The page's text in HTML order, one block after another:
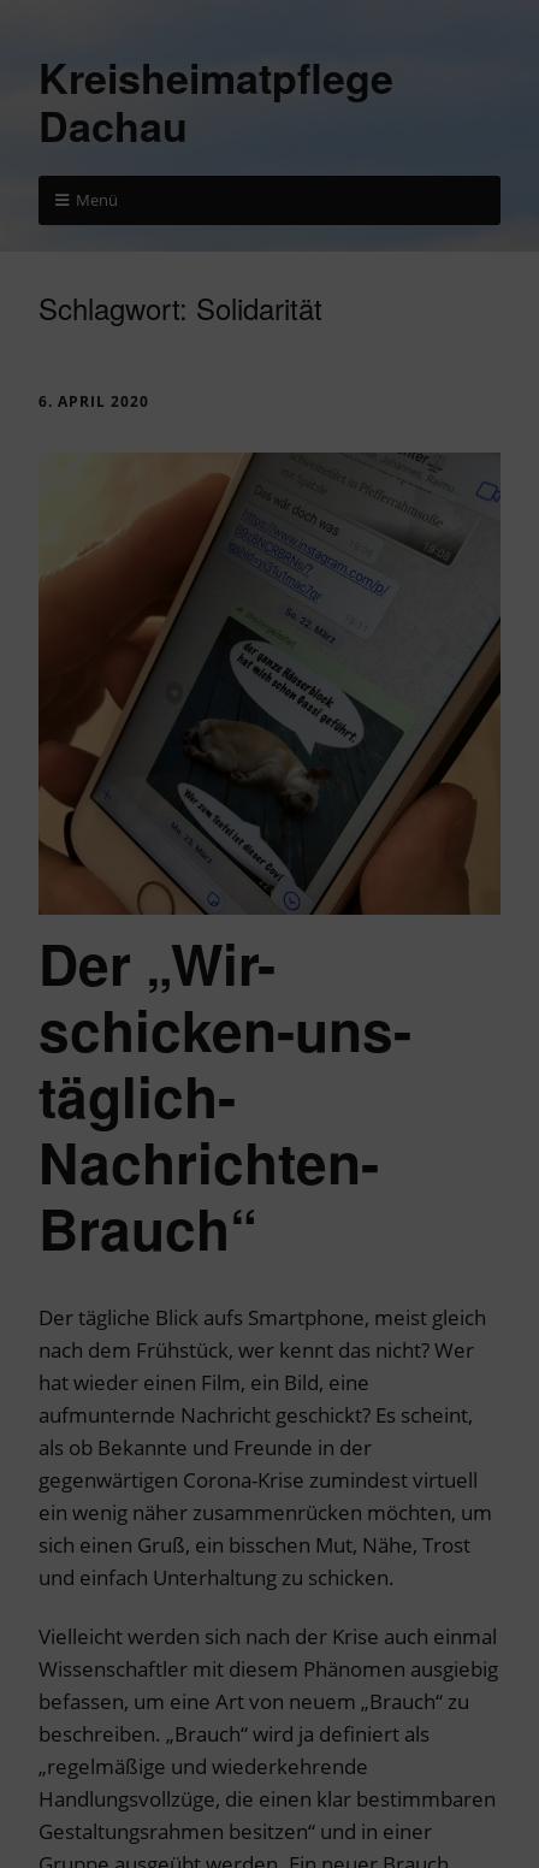
Kreisheimatpflege
Dachau
Menü
Schlagwort: Solidarität
6. APRIL 2020
Der „Wir-
schicken-uns-
täglich-
Nachrichten-
Brauch“
Der tägliche Blick aufs Smartphone, meist gleich
nach dem Frühstück, wer kennt das nicht? Wer
hat wieder einen Film, ein Bild, eine
aufmunternde Nachricht geschickt? Es scheint,
als ob Bekannte und Freunde in der
gegenwärtigen Corona-Krise zumindest virtuell
ein wenig näher zusammenrücken möchten, um
sich einen Gruß, ein bisschen Mut, Nähe, Trost
und einfach Unterhaltung zu schicken.
Vielleicht werden sich nach der Krise auch einmal
Wissenschaftler mit diesem Phänomen ausgiebig
befassen, um eine Art von neuem „Brauch“ zu
beschreiben. „Brauch“ wird ja definiert als
„regelmäßige und wiederkehrende
Handlungsvollzüge, die einen klar bestimmbaren
Gestaltungsrahmen besitzen“ und in einer